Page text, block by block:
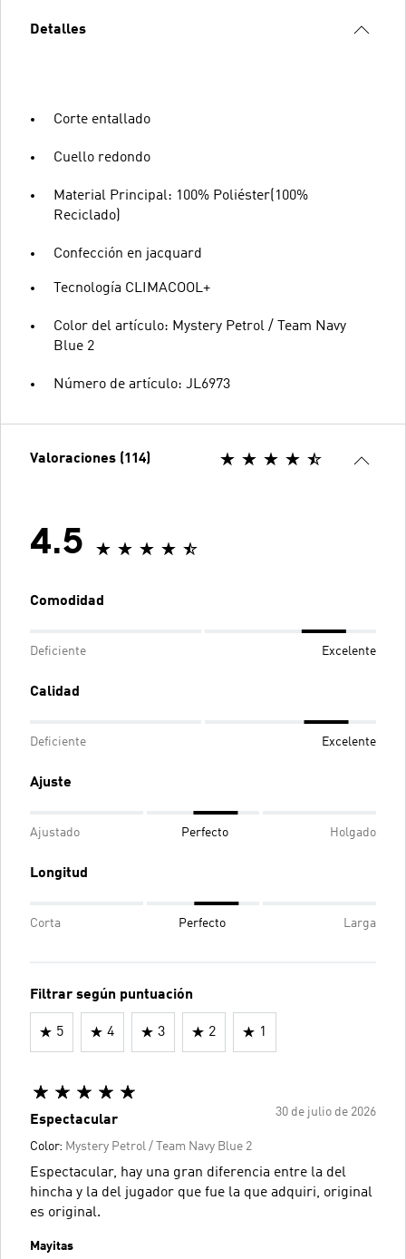
Detalles
Corte entallado
Cuello redondo
Material Principal: 100% Poliéster(100%
Reciclado)
Confección en jacquard
Tecnología CLIMACOOL+
Color del artículo: Mystery Petrol / Team Navy
Blue 2
Número de artículo: JL6973
Valoraciones (114)
4.5
Comodidad
Deficiente Excelente
Calidad
Deficiente Excelente
Ajuste
Ajustado Perfecto Holgado
Longitud
Corta Perfecto Larga
Filtrar según puntuación
5 4 3 2 1
30 de julio de 2026
Espectacular
Color: Mystery Petrol / Team Navy Blue 2
Espectacular, hay una gran diferencia entre la del
hincha y la del jugador que fue la que adquiri, original
es original.
Mayitas